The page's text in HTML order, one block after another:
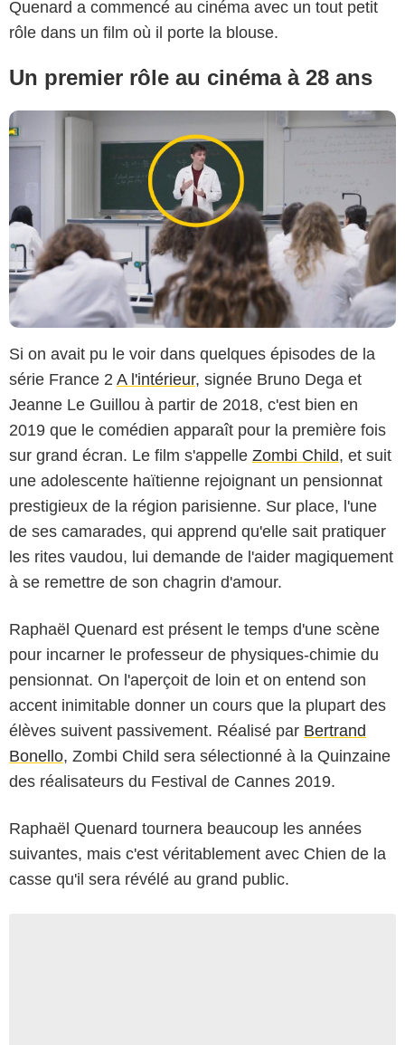
Quenard a commencé au cinéma avec un tout petit
rôle dans un film où il porte la blouse.
Un premier rôle au cinéma à 28 ans
Si on avait pu le voir dans quelques épisodes de la
série France 2 A l'intérieur, signée Bruno Dega et
Jeanne Le Guillou à partir de 2018, c'est bien en
2019 que le comédien apparaît pour la première fois
sur grand écran. Le film s'appelle Zombi Child, et suit
une adolescente haïtienne rejoignant un pensionnat
prestigieux de la région parisienne. Sur place, l'une
de ses camarades, qui apprend qu'elle sait pratiquer
les rites vaudou, lui demande de l'aider magiquement
à se remettre de son chagrin d'amour.
Raphaël Quenard est présent le temps d'une scène
pour incarner le professeur de physiques-chimie du
pensionnat. On l'aperçoit de loin et on entend son
accent inimitable donner un cours que la plupart des
élèves suivent passivement. Réalisé par Bertrand
Bonello, Zombi Child sera sélectionné à la Quinzaine
des réalisateurs du Festival de Cannes 2019.
Raphaël Quenard tournera beaucoup les années
suivantes, mais c'est véritablement avec Chien de la
casse qu'il sera révélé au grand public.